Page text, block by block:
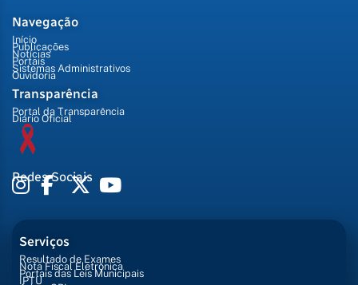
Navegação
Início
Publicações
Notícias
Portais
Sistemas Administrativos
Ouvidoria
Transparência
Portal da Transparência
Diário Oficial
Redes Sociais
Serviços
Resultado de Exames
Nota Fiscal Eletrônica
Portais das Leis Municipais
IPTU